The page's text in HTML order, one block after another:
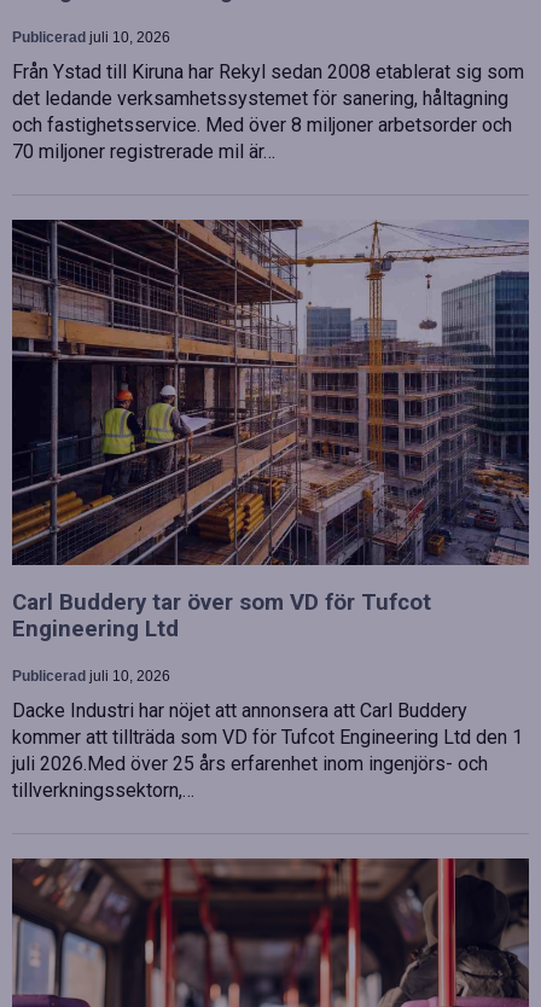
Publicerad juli 10, 2026
Från Ystad till Kiruna har Rekyl sedan 2008 etablerat sig som
det ledande verksamhetssystemet för sanering, håltagning
och fastighetsservice. Med över 8 miljoner arbetsorder och
70 miljoner registrerade mil är…
Carl Buddery tar över som VD för Tufcot
Engineering Ltd
Publicerad juli 10, 2026
Dacke Industri har nöjet att annonsera att Carl Buddery
kommer att tillträda som VD för Tufcot Engineering Ltd den 1
juli 2026.Med över 25 års erfarenhet inom ingenjörs- och
tillverkningssektorn,…